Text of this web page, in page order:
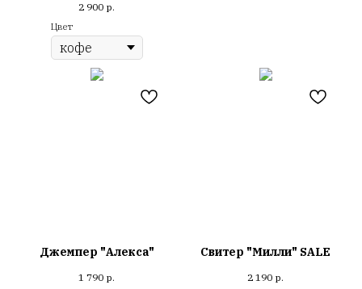
2 900 р.
Цвет
Джемпер "Алекса"
1 790 р.
Свитер "Милли" SALE
2 190 р.